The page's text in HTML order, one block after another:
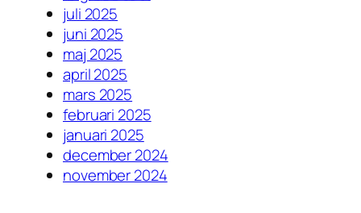
juli 2025
juni 2025
maj 2025
april 2025
mars 2025
februari 2025
januari 2025
december 2024
november 2024